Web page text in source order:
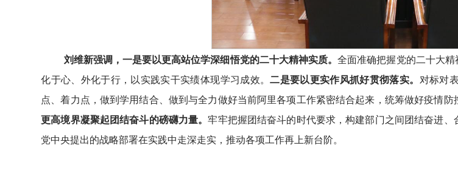
刘维新强调， 一是要以更高站位学深细悟党的二十大精神实质。全面准确把握党的二十大
化于心、外化于行，以实践实干实绩体现学习成效。二是要以更实作风抓好贯彻落实。 对标对
点、着力点，做到学用结合、做到与全力做好当前阿里各项工作紧密结合起来，统筹做好疫情
更高境界凝聚起团结奋斗的磅礴力量。牢牢把握团结奋斗的时代要求，构建部门之间团结奋进
党中央提出的战略部署在实践中走深走实，推动各项工作再上新台阶。